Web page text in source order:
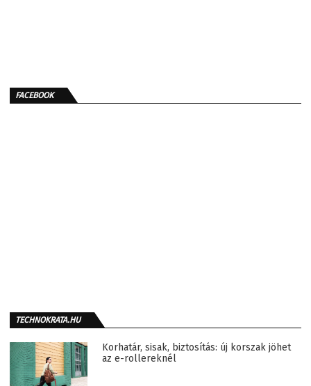
FACEBOOK
TECHNOKRATA.HU
Korhatár, sisak, biztosítás: új korszak jöhet
az e-rollereknél